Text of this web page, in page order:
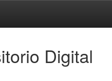
Digital